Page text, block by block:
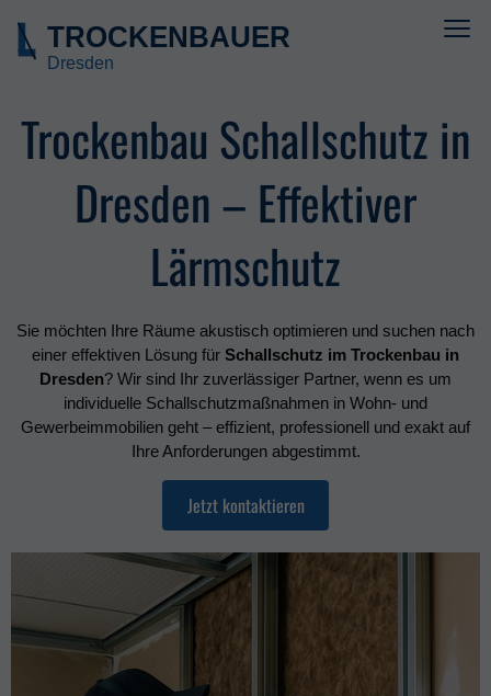
Trockenbau Schallschutz in
Dresden – Effektiver
Lärmschutz
Sie möchten Ihre Räume akustisch optimieren und suchen nach
einer effektiven Lösung für Schallschutz im Trockenbau in
Dresden? Wir sind Ihr zuverlässiger Partner, wenn es um
individuelle Schallschutzmaßnahmen in Wohn- und
Gewerbeimmobilien geht – effizient, professionell und exakt auf
Ihre Anforderungen abgestimmt.
Jetzt kontaktieren